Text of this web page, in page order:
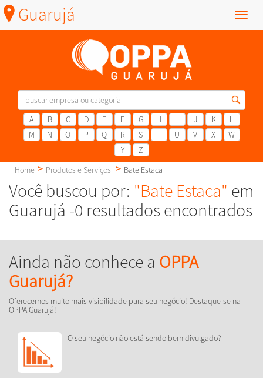
Menu
Guarujá
A B C D E F G H I J K
L
M
N O P Q R S T U V X
W
Y
Z
Home
Produtos e Serviços Bate Estaca
Você buscou por: "Bate Estaca" em
Guarujá -0 resultados encontrados
Ainda não conhece a OPPA
Guarujá?
Oferecemos muito mais visibilidade para seu negócio! Destaque-se na
OPPA Guarujá!
O seu negócio não está sendo bem divulgado?